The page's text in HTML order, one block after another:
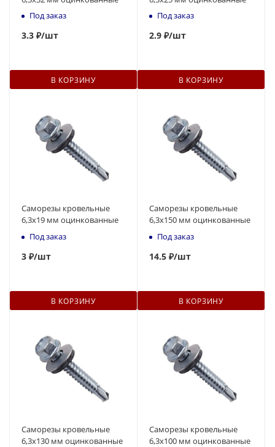
Под заказ
3.3 ₽/шт
В КОРЗИНУ
Под заказ
2.9 ₽/шт
В КОРЗИНУ
Саморезы кровельные
6,3x19 мм оцинкованные
Под заказ
3 ₽/шт
В КОРЗИНУ
Саморезы кровельные
6,3x150 мм оцинкованные
Под заказ
14.5 ₽/шт
В КОРЗИНУ
Саморезы кровельные
6,3x130 мм оцинкованные
Саморезы кровельные
6,3x100 мм оцинкованные